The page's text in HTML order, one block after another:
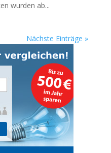
wurden ab...
Nächste Einträge »